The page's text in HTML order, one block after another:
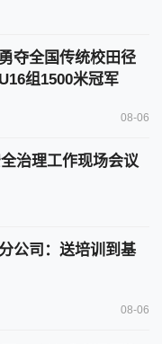
夺全国传统校田径
组1500米冠军
08-06
治理工作现场会议
公司：送培训到基
08-06